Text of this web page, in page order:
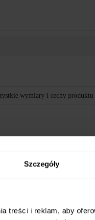
Szczegóły
treści i reklam, aby
wymiary i cechy produktu
kieszeń z
do każdej sylwetki.